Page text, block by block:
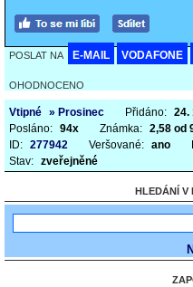
POSLAT NA E-MAIL VODAFONE
OHODNOCENO
Vtipné » Prosinec Přidáno: 24.
Posláno: 94x Známka: 2,58 od
ID: 277942 Veršované: ano
Stav: zveřejněné
HLEDÁNÍ V